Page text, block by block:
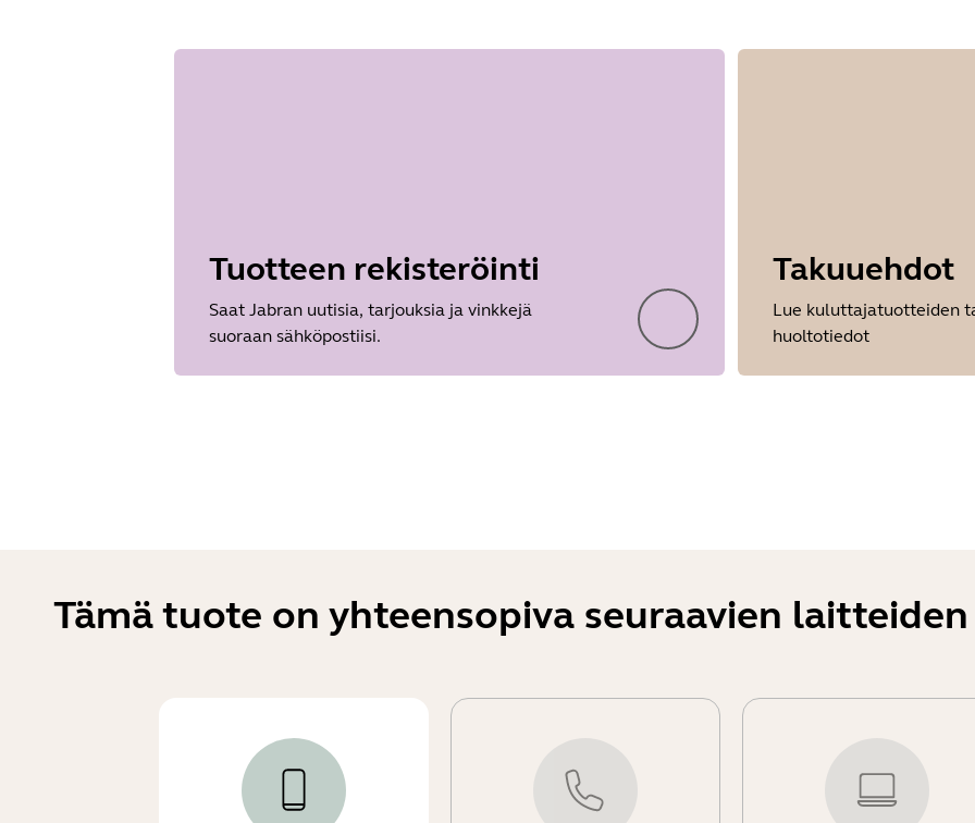
Tuotteen rekisteröinti
Saat Jabran uutisia, tarjouksia ja vinkkejä
suoraan sähköpostiisi.
Takuuehdot
Lue kuluttajatuotteiden
huoltotiedot
Tämä tuote on yhteensopiva seuraavien